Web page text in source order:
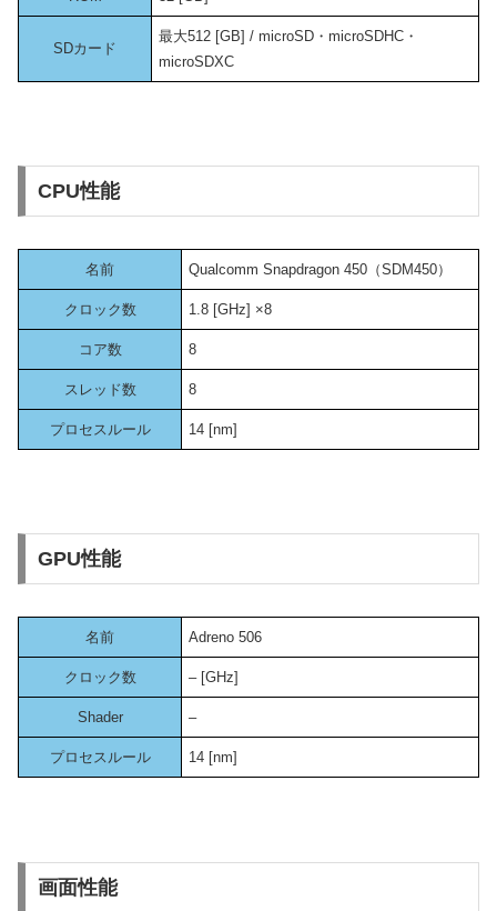
SDカード
最大512 [GB] / microSD・microSDHC・
microSDXC
CPU性能
名前 Qualcomm Snapdragon 450（SDM450）
クロック数 1.8 [GHz] ×8
コア数 8
スレッド数 8
プロセスルール 14 [nm]
GPU性能
名前 Adreno 506
クロック数 – [GHz]
Shader –
プロセスルール 14 [nm]
画面性能